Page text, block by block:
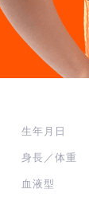
生年月日
身長／体重
血液型